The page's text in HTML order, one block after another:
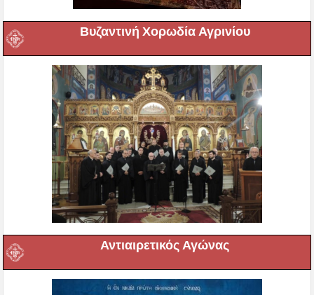
Βυζαντινή Χορωδία Αγρινίου
Αντιαιρετικός Αγώνας